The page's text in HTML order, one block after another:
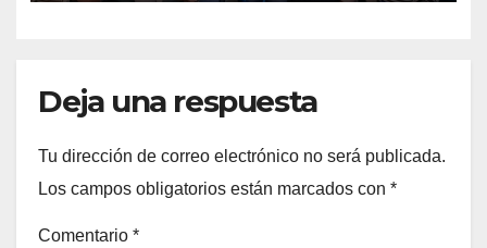
Deja una respuesta
Tu dirección de correo electrónico no será publicada.
Los campos obligatorios están marcados con *
Comentario *